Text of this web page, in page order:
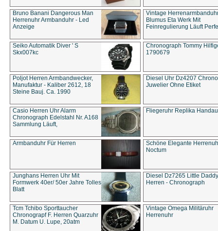
Bruno Banani Dangerous Man
Herrenuhr Armbanduhr - Led
Anzeige
Vintage
Blumus Eta Werk Mit
Feinregulierung Läuft
Seiko Automatik Diver ' S
Skx007kc
Chronograph Tommy
1790679
Poljot Herren Armbandwecker,
Manufaktur - Kaliber 2612, 18
Steine Bauj. Ca. 1990
Diesel Uhr Dz4207
Juwelier Ohne Etiket
Casio Herren Uhr Alarm
Chronograph Edelstahl Nr. A168
Sammlung Läuft,
Fliegeruhr Replika
Armbanduhr Für Herren
Schöne Elegante
Noctum
Junghans Herren Uhr Mit
Formwerk 40er/ 50er Jahre Tolles
Blatt
Diesel Dz7265 Little Daddy
Herren - Chronograph
Tcm Tchibo Sporttaucher
Chronograpf F. Herren Quarzuhr
M. Datum U. Lupe, 20atm
Vintage Omega Militäruhr
Herrenuhr